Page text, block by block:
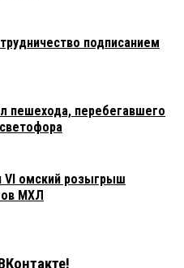
подписанием
пешехода, перебегавшего
VI омский розыгрыш
МХЛ